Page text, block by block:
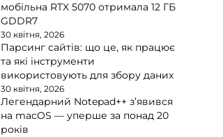
мобільна RTX 5070 отримала 12 ГБ
GDDR7
30 квітня, 2026
Парсинг сайтів: що це, як працює
та які інструменти
використовують для збору даних
30 квітня, 2026
Легендарний Notepad++ з’явився
на macOS — уперше за понад 20
років